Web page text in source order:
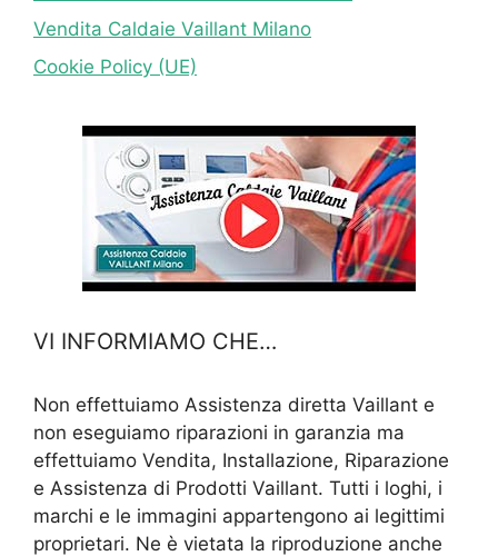
Vendita Caldaie Vaillant Milano
Cookie Policy (UE)
VI INFORMIAMO CHE…
Non effettuiamo Assistenza diretta Vaillant e
non eseguiamo riparazioni in garanzia ma
effettuiamo Vendita, Installazione, Riparazione
e Assistenza di Prodotti Vaillant. Tutti i loghi, i
marchi e le immagini appartengono ai legittimi
proprietari. Ne è vietata la riproduzione anche